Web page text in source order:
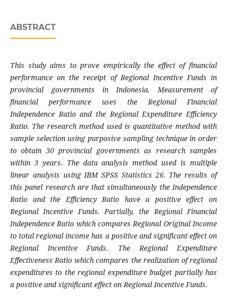
ABSTRACT
This study aims to prove empirically the effect of financial
performance on the receipt of Regional Incentive Funds in
provincial governments in Indonesia. Measurement of
financial performance uses the Regional Financial
Independence Ratio and the Regional Expenditure Efficiency
Ratio. The research method used is quantitative method with
sample selection using purposive sampling technique in order
to obtain 30 provincial governments as research samples
within 3 years. The data analysis method used is multiple
linear analysis using IBM SPSS Statistics 26. The results of
this panel research are that simultaneously the Independence
Ratio and the Efficiency Ratio have a positive effect on
Regional Incentive Funds. Partially, the Regional Financial
Independence Ratio which compares Regional Original Income
to total regional income has a positive and significant effect on
Regional Incentive Funds. The Regional Expenditure
Effectiveness Ratio which compares the realization of regional
expenditures to the regional expenditure budget partially has
a positive and significant effect on Regional Incentive Funds.